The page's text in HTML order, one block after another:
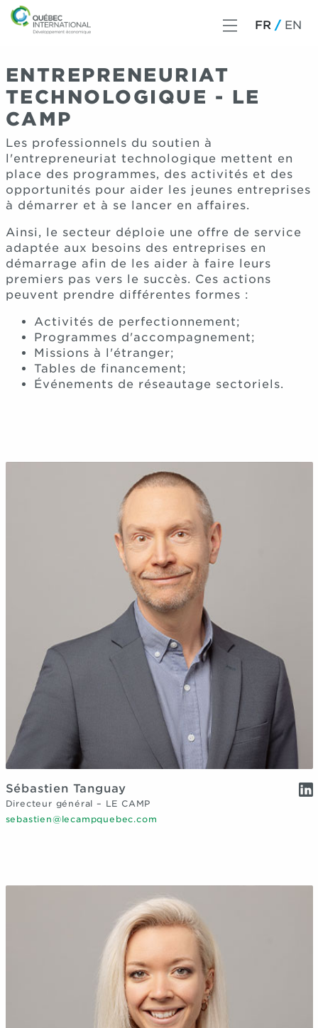
FR EN
ENTREPRENEURIAT
TECHNOLOGIQUE - LE
CAMP
Les professionnels du soutien à
l'entrepreneuriat technologique mettent en
place des programmes, des activités et des
opportunités pour aider les jeunes entreprises
à démarrer et à se lancer en affaires.
Ainsi, le secteur déploie une offre de service
adaptée aux besoins des entreprises en
démarrage afin de les aider à faire leurs
premiers pas vers le succès. Ces actions
peuvent prendre différentes formes :
Activités de perfectionnement;
Programmes d'accompagnement;
Missions à l'étranger;
Tables de financement;
Événements de réseautage sectoriels.
Sébastien Tanguay
Directeur général – LE CAMP
sebastien@lecampquebec.com